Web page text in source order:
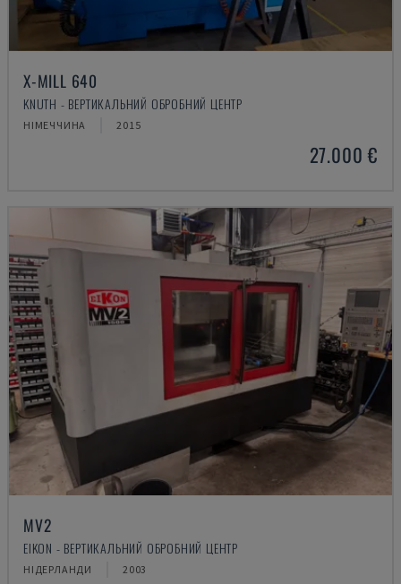
X-MILL 640
KNUTH - ВЕРТИКАЛЬНИЙ ОБРОБНИЙ ЦЕНТР
НІМЕЧЧИНА 2015
27.000 €
MV2
EIKON - ВЕРТИКАЛЬНИЙ ОБРОБНИЙ ЦЕНТР
НІДЕРЛАНДИ 2003